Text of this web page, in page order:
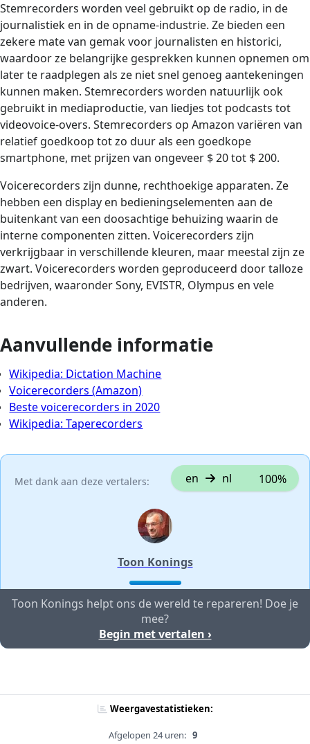
Stemrecorders worden veel gebruikt op de radio, in de
journalistiek en in de opname-industrie. Ze bieden een
zekere mate van gemak voor journalisten en historici,
waardoor ze belangrijke gesprekken kunnen opnemen om
later te raadplegen als ze niet snel genoeg aantekeningen
kunnen maken. Stemrecorders worden natuurlijk ook
gebruikt in mediaproductie, van liedjes tot podcasts tot
videovoice-overs. Stemrecorders op Amazon variëren van
relatief goedkoop tot zo duur als een goedkope
smartphone, met prijzen van ongeveer $ 20 tot $ 200.
Voicerecorders zijn dunne, rechthoekige apparaten. Ze
hebben een display en bedieningselementen aan de
buitenkant van een doosachtige behuizing waarin de
interne componenten zitten. Voicerecorders zijn
verkrijgbaar in verschillende kleuren, maar meestal zijn ze
zwart. Voicerecorders worden geproduceerd door talloze
bedrijven, waaronder Sony, EVISTR, Olympus en vele
anderen.
Aanvullende informatie
Wikipedia: Dictation Machine
Voicerecorders (Amazon)
Beste voicerecorders in 2020
Wikipedia: Taperecorders
Met dank aan deze vertalers: en nl 100%
Toon Konings
Toon Konings helpt ons de wereld te repareren! Doe je
mee?
Begin met vertalen ›
Weergavestatistieken:
Afgelopen 24 uren: 9